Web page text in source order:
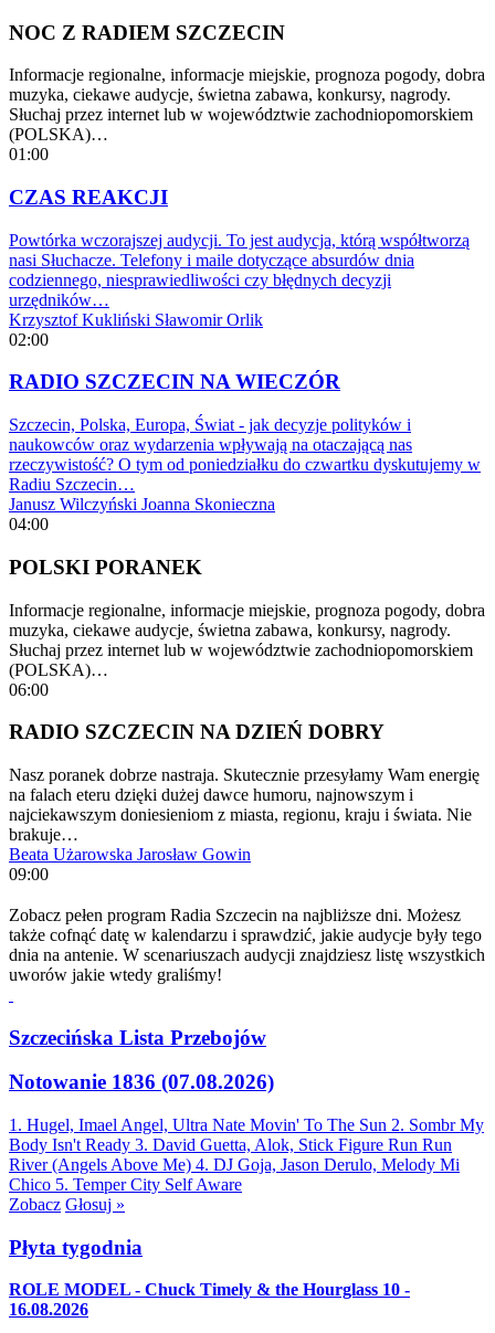
NOC Z RADIEM SZCZECIN
Informacje regionalne, informacje miejskie, prognoza pogody, dobra
muzyka, ciekawe audycje, świetna zabawa, konkursy, nagrody.
Słuchaj przez internet lub w województwie zachodniopomorskiem
(POLSKA)…
01:00
CZAS REAKCJI
Powtórka wczorajszej audycji. To jest audycja, którą współtworzą
nasi Słuchacze. Telefony i maile dotyczące absurdów dnia
codziennego, niesprawiedliwości czy błędnych decyzji
urzędników…
Krzysztof Kukliński Sławomir Orlik
02:00
RADIO SZCZECIN NA WIECZÓR
Szczecin, Polska, Europa, Świat - jak decyzje polityków i
naukowców oraz wydarzenia wpływają na otaczającą nas
rzeczywistość? O tym od poniedziałku do czwartku dyskutujemy w
Radiu Szczecin…
Janusz Wilczyński Joanna Skonieczna
04:00
POLSKI PORANEK
Informacje regionalne, informacje miejskie, prognoza pogody, dobra
muzyka, ciekawe audycje, świetna zabawa, konkursy, nagrody.
Słuchaj przez internet lub w województwie zachodniopomorskiem
(POLSKA)…
06:00
RADIO SZCZECIN NA DZIEŃ DOBRY
Nasz poranek dobrze nastraja. Skutecznie przesyłamy Wam energię
na falach eteru dzięki dużej dawce humoru, najnowszym i
najciekawszym doniesieniom z miasta, regionu, kraju i świata. Nie
brakuje…
Beata Użarowska Jarosław Gowin
09:00
Zobacz pełen program Radia Szczecin na najbliższe dni. Możesz
także cofnąć datę w kalendarzu i sprawdzić, jakie audycje były tego
dnia na antenie. W scenariuszach audycji znajdziesz listę wszystkich
uworów jakie wtedy graliśmy!
Szczecińska Lista Przebojów
Notowanie 1836 (07.08.2026)
1. Hugel, Imael Angel, Ultra Nate Movin' To The Sun 2. Sombr My
Body Isn't Ready 3. David Guetta, Alok, Stick Figure Run Run
River (Angels Above Me) 4. DJ Goja, Jason Derulo, Melody Mi
Chico 5. Temper City Self Aware
Zobacz Głosuj »
Płyta tygodnia
ROLE MODEL - Chuck Timely & the Hourglass 10 -
16.08.2026